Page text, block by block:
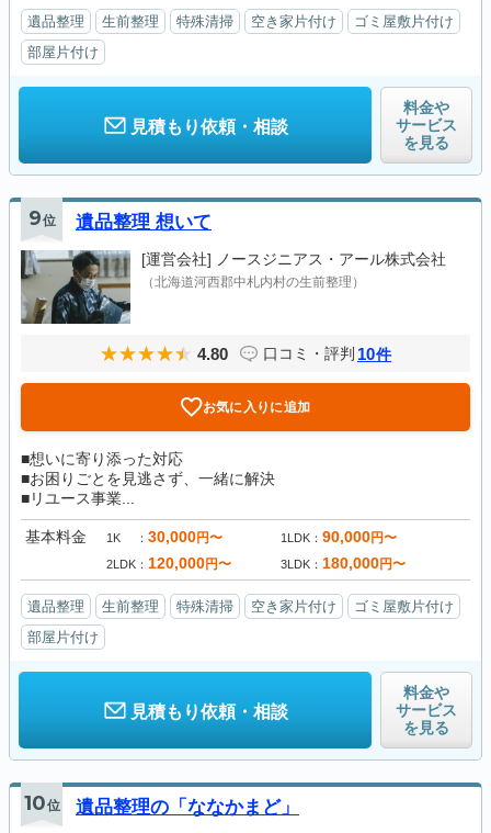
遺品整理 生前整理 特殊清掃 空き家片付け
ゴミ屋敷片付け
部屋片付け
見積もり依頼・相談
料金や
サービス
を見る
9位 遺品整理 想いて
[運営会社] ノースジニアス・アール株式会社
（北海道河西郡中札内村の生前整理）
4.80 口コミ・評判 10件
お気に入りに追加
■想いに寄り添った対応
■お困りごとを見逃さず、一緒に解決
■リユース事業...
基本料金 1K 30,000円〜 1LDK 90,000円〜
2LDK 120,000円〜 3LDK 180,000円〜
遺品整理 生前整理 特殊清掃 空き家片付け
ゴミ屋敷片付け
部屋片付け
見積もり依頼・相談
料金や
サービス
を見る
10位 遺品整理の「ななかまど」